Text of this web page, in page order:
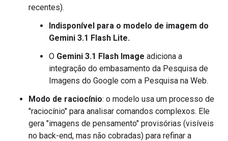
recentes).
Indisponível para o modelo de imagem do
Gemini 3.1 Flash Lite.
O Gemini 3.1 Flash Image adiciona a
integração do embasamento da Pesquisa de
Imagens do Google com a Pesquisa na Web.
Modo de raciocínio: o modelo usa um processo de
"raciocínio" para analisar comandos complexos. Ele
gera "imagens de pensamento" provisórias (visíveis
no back-end, mas não cobradas) para refinar a